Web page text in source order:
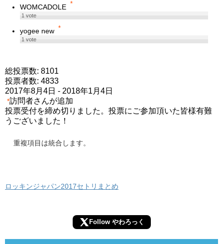
WOMCADOLE *
1vote
yogee new *
1vote
総投票数: 8101
投票者数: 4833
2017年8月4日 - 2018年1月4日
*訪問者さんが追加
投票受付を締め切りました。投票にご参加頂いた皆様有難
うございました！
重複項目は統合します。
ロッキンジャパン2017セトリまとめ
Follow やわろっく